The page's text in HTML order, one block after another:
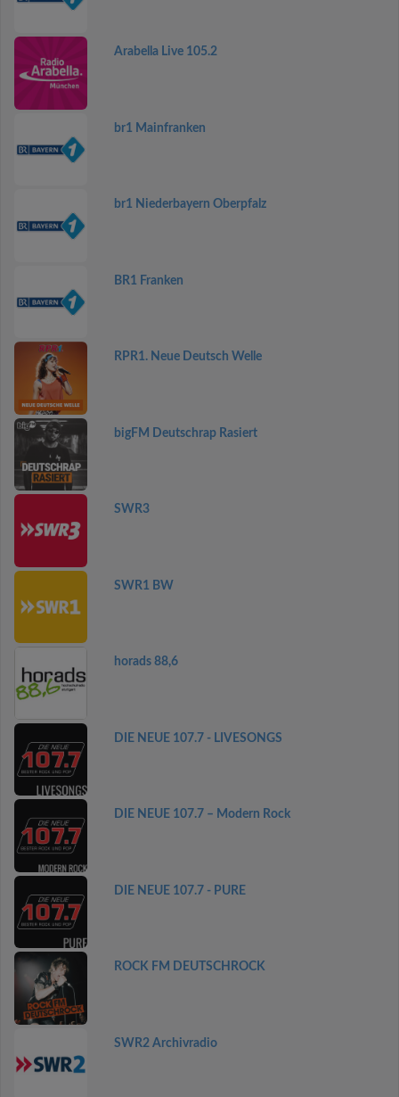
Arabella Live 105.2
br1 Mainfranken
br1 Niederbayern Oberpfalz
BR1 Franken
RPR1. Neue Deutsch Welle
bigFM Deutschrap Rasiert
SWR3
SWR1 BW
horads 88,6
DIE NEUE 107.7 - LIVESONGS
DIE NEUE 107.7 – Modern Rock
DIE NEUE 107.7 - PURE
ROCK FM DEUTSCHROCK
SWR2 Archivradio